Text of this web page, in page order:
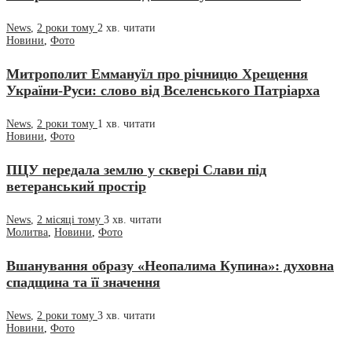
News, 2 роки тому 2 хв. читати
Новини, Фото
Митрополит Еммануїл про річницю Хрещення
України-Руси: слово від Вселенського Патріарха
News, 2 роки тому 1 хв. читати
Новини, Фото
ПЦУ передала землю у сквері Слави під
ветеранський простір
News, 2 місяці тому 3 хв. читати
Молитва, Новини, Фото
Вшанування образу «Неопалима Купина»: духовна
спадщина та її значення
News 2 роки тому 3 хв. читати
Новини Фото